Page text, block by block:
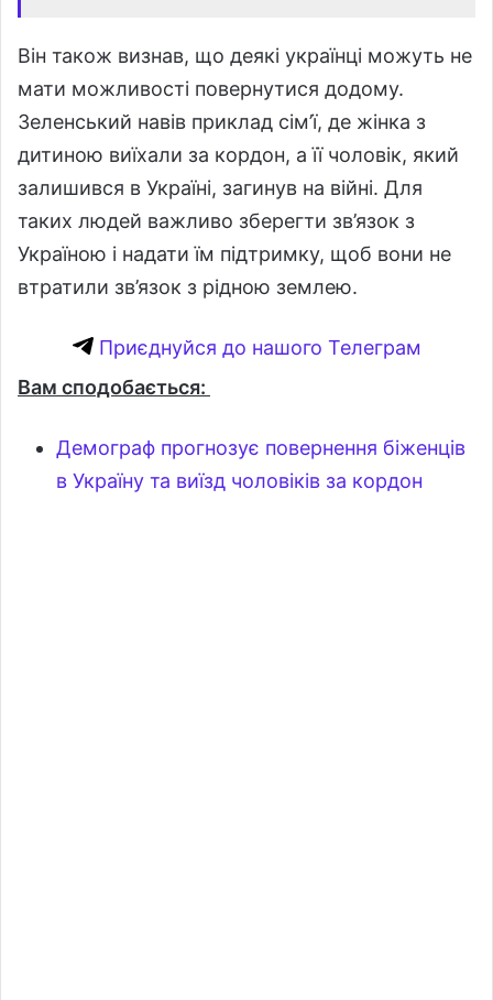
Він також визнав, що деякі українці можуть не
мати можливості повернутися додому.
Зеленський навів приклад сім’ї, де жінка з
дитиною виїхали за кордон, а її чоловік, який
залишився в Україні, загинув на війні. Для
таких людей важливо зберегти зв’язок з
Україною і надати їм підтримку, щоб вони не
втратили зв’язок з рідною землею.
Приєднуйся до нашого Телеграм
Вам сподобається:
Демограф прогнозує повернення біженців
в Україну та виїзд чоловіків за кордон